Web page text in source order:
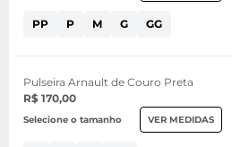
PP P M G GG
Pulseira Arnault de Couro Preta
R$ 170,00
Selecione o tamanho VER MEDIDAS